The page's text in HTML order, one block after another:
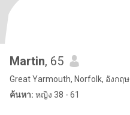
Martin, 65
Great Yarmouth, Norfolk, อังกฤษ
ค้นหา: หญิง 38 - 61